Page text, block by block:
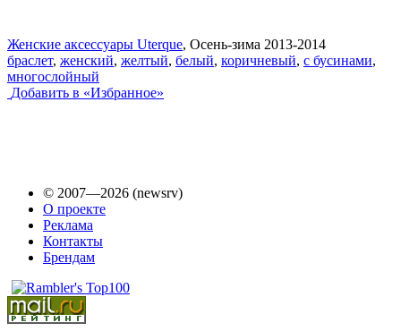
Женские аксессуары Uterque, Осень-зима 2013-2014
браслет, женский, желтый, белый, коричневый, с бусинами,
многослойный
Добавить в «Избранное»
© 2007—2026 (newsrv)
О проекте
Реклама
Контакты
Брендам